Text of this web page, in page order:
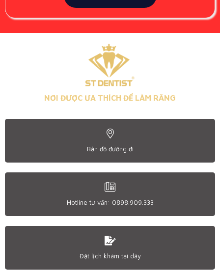
NƠI ĐƯỢC ƯA THÍCH ĐỂ LÀM RĂNG
Bản đồ đường đi
Hotline tư vấn: 0898.909.333
Đặt lịch khám tại dây